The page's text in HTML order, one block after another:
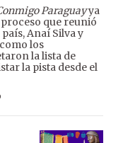
Paraguayya
que reunió
Anaí Silva y
los
la lista de
la pista desde el